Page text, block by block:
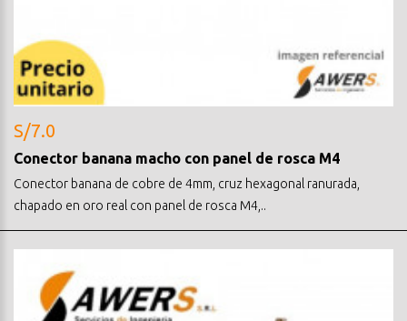
S/7.0
Conector banana macho con panel de rosca M4
Conector banana de cobre de 4mm, cruz hexagonal ranurada,
chapado en oro real con panel de rosca M4,..